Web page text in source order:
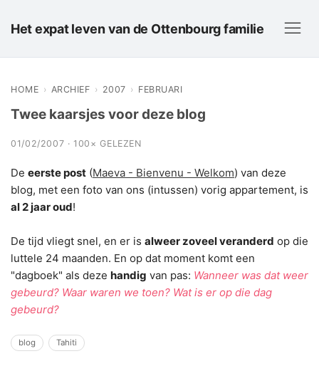
Het expat leven van de Ottenbourg familie
HOME › ARCHIEF › 2007 › FEBRUARI
Twee kaarsjes voor deze blog
01/02/2007 · 100× GELEZEN
De eerste post (Maeva - Bienvenu - Welkom) van deze
blog, met een foto van ons (intussen) vorig appartement, is
al 2 jaar oud!
De tijd vliegt snel, en er is alweer zoveel veranderd op die
luttele 24 maanden. En op dat moment komt een
"dagboek" als deze handig van pas: Wanneer was dat weer
gebeurd? Waar waren we toen? Wat is er op die dag
gebeurd?
blog Tahiti